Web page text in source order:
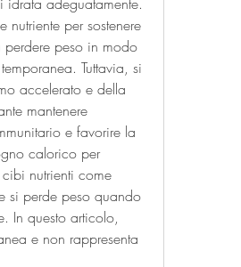
per sostenere
peso in modo
Tuttavia, si
accelerato e della
mantenere
e favorire la
calorico per
nutrienti come
si perde peso quando
In questo articolo,
e non rappresenta